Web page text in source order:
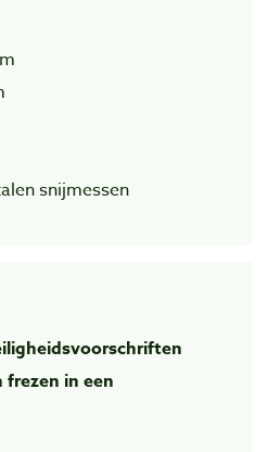
snijmessen
in een